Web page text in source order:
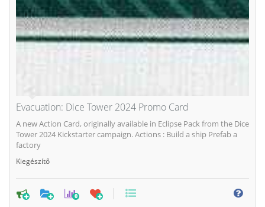
Evacuation: Dice Tower 2024 Promo Card
A new Action Card, originally available in Eclipse Pack from the Dice
Tower 2024 Kickstarter campaign. Actions : Build a ship Prefab a
factory
Kiegészítő
0